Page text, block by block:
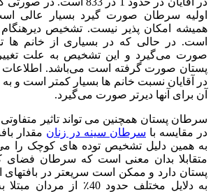
اولیه سرطان صورت گیرد بسیار عالی
همیشه امکان پذیر نیست. تشخیص
است. در حالی که در بسیاری از خانم ها
صورت می‌گیرد و این تشخیص به علت
پستان صورت گرفته است می‌باشد. اطلاعات
در آقایان نسبت خانم ها بسیار کمتر است و
آن برای آنها دیرتر صورت می‌گیرد.
سرطان پستان همچنین می تواند تاثیر متفاوتی
در مقایسه با سرطان سینه در زنان مقدار
به همین دلیل تشخیص توده های کوچک را
متقابلا بدان معنی است که سرطان فضای
پستان دارد و ممکن است سریعتر در
به دلایل مختلف حدود 40٪ از